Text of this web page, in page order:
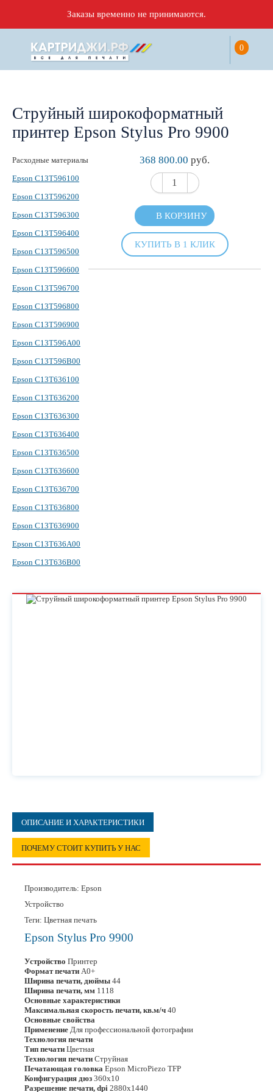
Заказы временно не принимаются.
0
Струйный широкоформатный
принтер Epson Stylus Pro 9900
Расходные материалы
Epson C13T596100
Epson C13T596200
Epson C13T596300
Epson C13T596400
Epson C13T596500
Epson C13T596600
Epson C13T596700
Epson C13T596800
Epson C13T596900
Epson C13T596A00
Epson C13T596B00
Epson C13T636100
Epson C13T636200
Epson C13T636300
Epson C13T636400
Epson C13T636500
Epson C13T636600
Epson C13T636700
Epson C13T636800
Epson C13T636900
Epson C13T636A00
Epson C13T636B00
368 800.00 руб.
В КОРЗИНУ
КУПИТЬ В 1 КЛИК
ОПИСАНИЕ И ХАРАКТЕРИСТИКИ
ПОЧЕМУ СТОИТ КУПИТЬ У НАС
Производитель: Epson
Устройство
Теги: Цветная печать
Epson Stylus Pro 9900
Устройство Принтер
Формат печати А0+
Ширина печати, дюймы 44
Ширина печати, мм 1118
Основные характеристики
Максимальная скорость печати, кв.м/ч 40
Основные свойства
Применение Для профессиональной фотографии
Технология печати
Тип печати Цветная
Технология печати Струйная
Печатающая головка Epson MicroPiezo TFP
Конфигурация дюз 360x10
Разрешение печати, dpi 2880x1440